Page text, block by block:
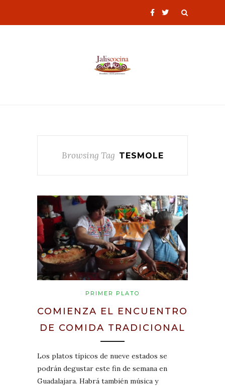
Browsing Tag TESMOLE
PRIMER PLATO
COMIENZA EL ENCUENTRO
DE COMIDA TRADICIONAL
Los platos típicos de nueve estados se
podrán degustar este fin de semana en
Guadalajara. Habrá también música y